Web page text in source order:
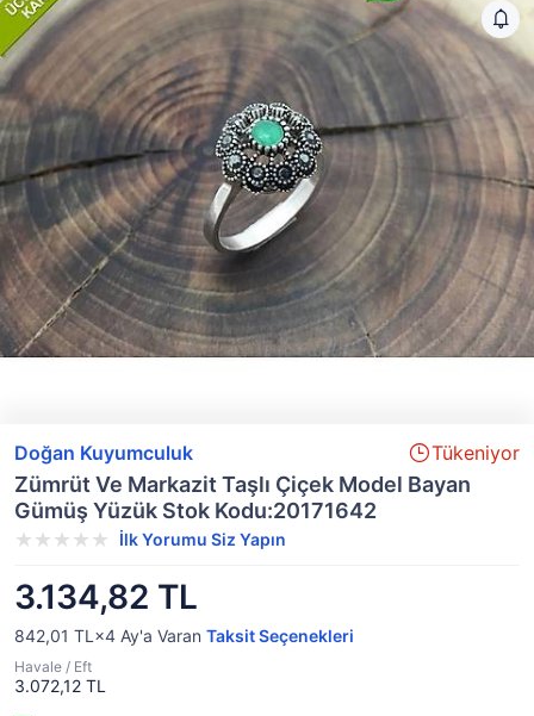
Doğan Kuyumculuk Tükeniyor
Zümrüt Ve Markazit Taşlı Çiçek Model Bayan
Gümüş Yüzük Stok Kodu:20171642
İlk Yorumu Siz Yapın
3.134,82 TL
842,01 TL×4 Ay'a Varan Taksit Seçenekleri
Havale / Eft
3.072,12 TL